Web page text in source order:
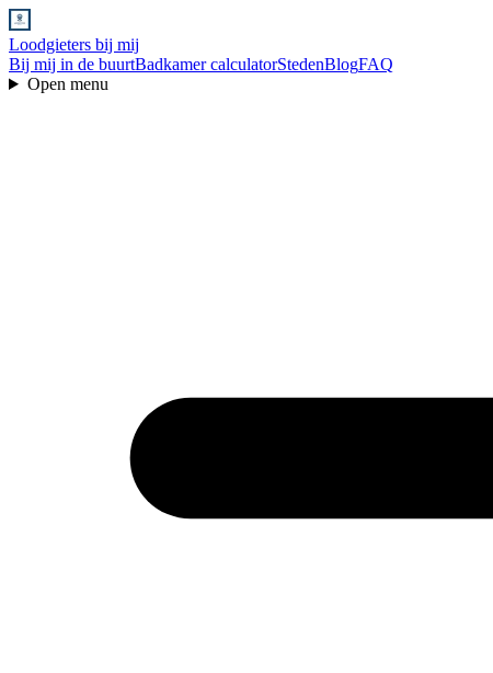
Loodgieters bij mij
Bij mij in de buurtBadkamer calculatorStedenBlogFAQ
Open menu